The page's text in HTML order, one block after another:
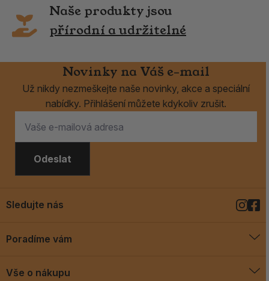
Naše produkty jsou
přírodní a udržitelné
Novinky na Váš e-mail
Už nikdy nezmeškejte naše novinky, akce a speciální
nabídky. Přihlášení můžete kdykoliv zrušit.
Odeslat
Poradíme vám
Vše o nákupu
Sledujte nás